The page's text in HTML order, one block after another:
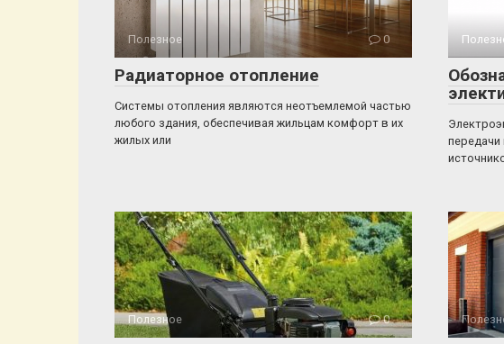
Полезное 0
Радиаторное отопление
Системы отопления являются неотъемлемой частью
любого здания, обеспечивая жильцам комфорт в их
жилых или
передачи
Полезное 0